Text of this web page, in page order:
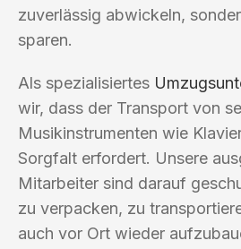
zuverlässig abwickeln,
sparen.
Als spezialisiertes
wir, dass der Transport von
Musikinstrumenten wie
Sorgfalt erfordert. Unsere
Mitarbeiter sind darauf
zu verpacken, zu
auch vor Ort wieder